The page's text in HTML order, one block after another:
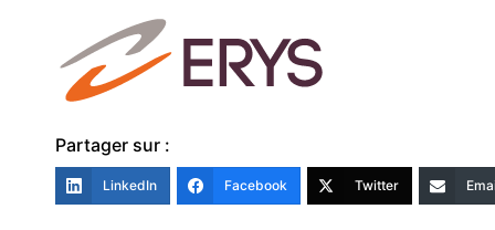
Partager sur :
LinkedIn Facebook Twitter